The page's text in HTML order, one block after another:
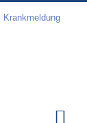
Krankmeldung